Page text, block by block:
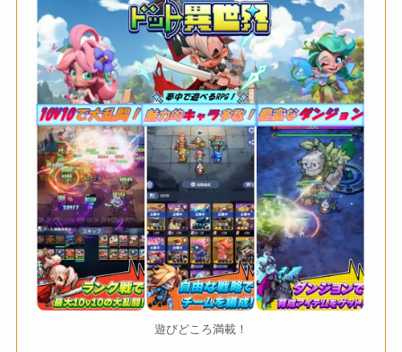
遊びどころ満載！